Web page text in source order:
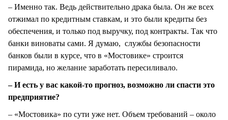
– Именно так. Ведь действительно драка была. Он же всех
отжимал по кредитным ставкам, и это были кредиты без
обеспечения, и только под выручку, под контракты. Так что
банки виноваты сами. Я думаю, службы безопасности
банков были в курсе, что в «Мостовике» строится
пирамида, но желание заработать пересиливало.
– И есть у вас какой-то прогноз, возможно ли спасти это
предприятие?
– «Мостовика» по сути уже нет. Объем требований – около